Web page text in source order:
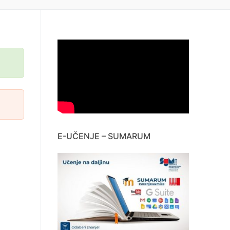
E-UČENJE – SUMARUM